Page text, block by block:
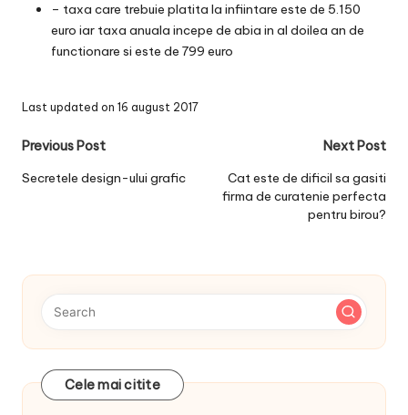
– taxa care trebuie platita la infiintare este de 5.150
euro iar taxa anuala incepe de abia in al doilea an de
functionare si este de 799 euro
Last updated on 16 august 2017
Post
navigation
Previous Post
Secretele design-ului grafic
Next Post
Cat este de dificil sa gasiti
firma de curatenie perfecta
pentru birou?
Cele mai citite